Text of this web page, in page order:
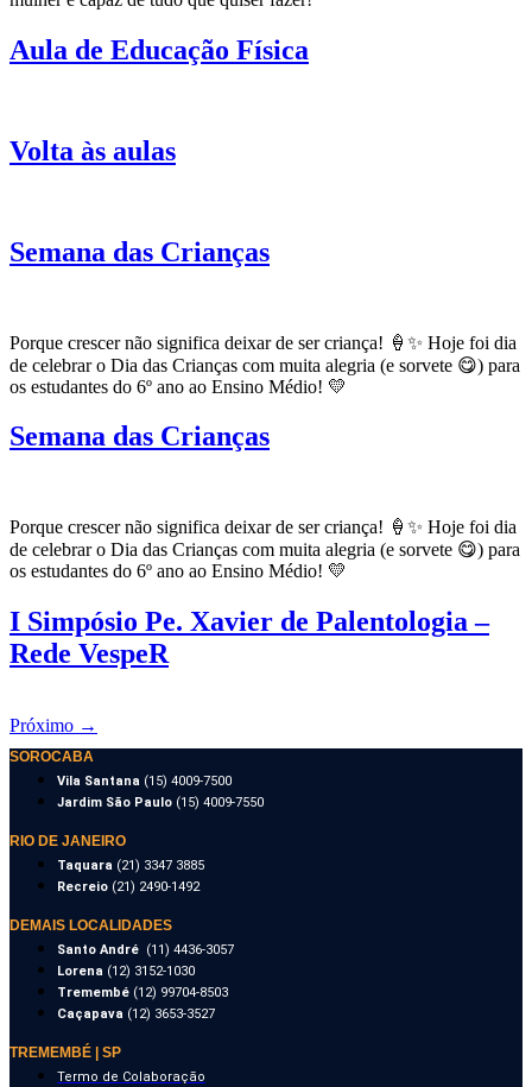
Aula de Educação Física
Volta às aulas
Semana das Crianças
Porque crescer não significa deixar de ser criança! 🍦✨ Hoje foi dia
de celebrar o Dia das Crianças com muita alegria (e sorvete 😋) para
os estudantes do 6º ano ao Ensino Médio! 💛
Semana das Crianças
Porque crescer não significa deixar de ser criança! 🍦✨ Hoje foi dia
de celebrar o Dia das Crianças com muita alegria (e sorvete 😋) para
os estudantes do 6º ano ao Ensino Médio! 💛
I Simpósio Pe. Xavier de Palentologia –
Rede VespeR
Próximo →
SOROCABA
Vila Santana (15) 4009-7500
Jardim São Paulo (15) 4009-7550
RIO DE JANEIRO
Taquara (21) 3347 3885
Recreio (21) 2490-1492
DEMAIS LOCALIDADES
Santo André (11) 4436-3057
Lorena (12) 3152-1030
Tremembé (12) 99704-8503
Caçapava (12) 3653-3527
TREMEMBÉ | SP
Termo de Colaboração